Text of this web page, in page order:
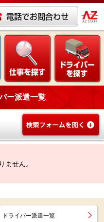
ー派遣一覧
ません。
ドライバー派遣一覧